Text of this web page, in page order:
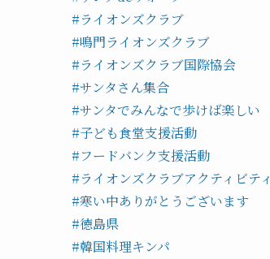
#ライオンズクラブ
#鳴門ライオンズクラブ
#ライオンズクラブ国際協会
#サンタさん集合
#サンタでみんなで歩けば楽しい
#子ども食堂支援活動
#フードバンク支援活動
#ライオンズクラブアクティビティ
#寒い中ありがとうございます
#徳島県
#韓国料理キンパ